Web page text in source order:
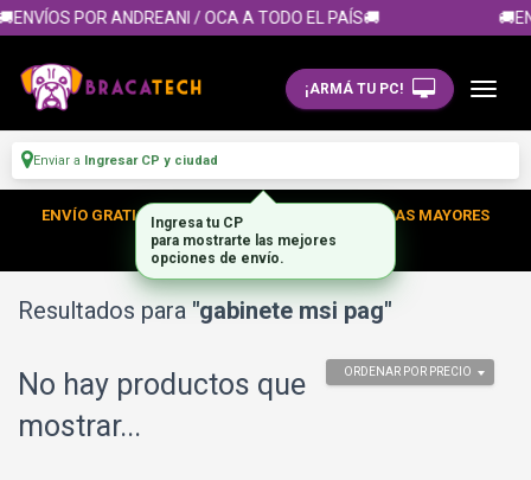
POR ANDREANI / OCA A TODO EL PAÍS🚚
¡ARMÁ TU PC!
Enviar a Ingresar CP y ciudad
ENVÍO GRATIS DENTRO DE CABA EN TUS COMPRAS MAYORES
A $300.000
Resultados para "gabinete msi pag"
ORDENAR POR PRECIO
No hay productos que
mostrar...
Ingresa tu CP
para mostrarte las mejores
opciones de envío.